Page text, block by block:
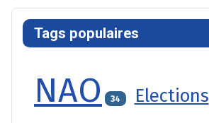
Tags populaires
NAO 34 Elections